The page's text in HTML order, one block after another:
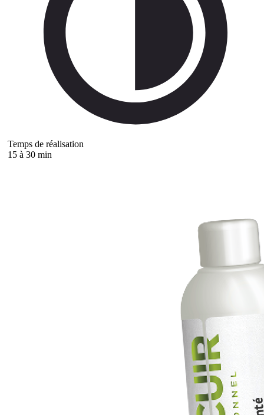
Temps de réalisation
15 à 30 min